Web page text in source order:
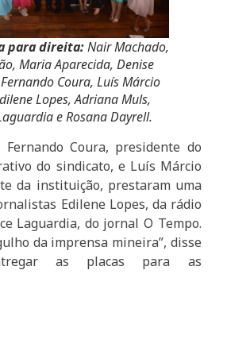
para direita:Nair Machado,
Maria Aparecida, Denise
Fernando Coura, Luís Márcio
Lopes, Adriana Muls,
e Rosana Dayrell.
Fernando Coura, presidente do
do sindicato, e Luís Márcio
da instituição, prestaram uma
Edilene Lopes, da rádio
Laguardia, do jornal O Tempo.
da imprensa mineira”, disse
as placas para as